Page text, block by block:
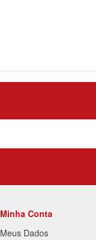
Minha Conta
Meus Dados